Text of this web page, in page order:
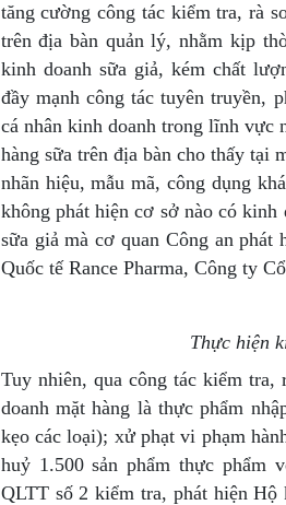
tăng cường công tác kiểm tra, rà
trên địa bàn quản lý, nhằm kịp
kinh doanh sữa giả, kém chất
đầy mạnh công tác tuyên truyền,
cá nhân kinh doanh trong lĩnh vực
hàng sữa trên địa bàn cho thấy tại
nhãn hiệu, mẫu mã, công dụng
không phát hiện cơ sở nào có kinh
sữa giả mà cơ quan Công an
Quốc tế Rance Pharma, Công ty
Thực hiện
Tuy nhiên, qua công tác kiểm
doanh mặt hàng là thực phẩm
kẹo các loại); xử phạt vi phạm
huỷ 1.500 sản phẩm thực phẩm
QLTT số 2 kiểm tra, phát hiện